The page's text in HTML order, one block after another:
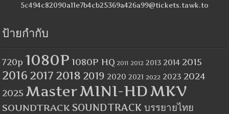
5c494c82090a11e7b4cb25369a426a99@tickets.tawk.to
ป้ายกำกับ
720p 1080P 1080P HQ 2011 2012 2013 2014 2015
2016 2017 2018 2019 2020 2021 2022 2023 2024
2025 MasterMINI-HDMKV
SOUNDTRACK SOUNDTRACK บรรยายไทย